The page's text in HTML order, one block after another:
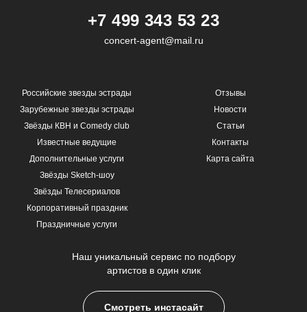
+7 499 343 53 23
concert-agent@mail.ru
Российские звезды эстрады
Зарубежные звезды эстрады
Звёзды КВН и Comedy club
Известные ведущие
Дополнительные услуги
Звёзды Sketch-шоу
Звёзды Телесериалов
Корпоративный праздник
Праздничные услуги
Отзывы
Новости
Статьи
Контакты
Карта сайта
Наш уникальный сервис по подбору
артистов в один клик
Смотреть инстасайт